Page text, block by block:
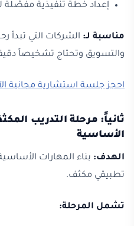
إعداد خطة تنفيذية مفصّلة
مناسبة لـ: الشركات التي تبدأ
والتسويق وتحتاج تشخيصاً
احجز جلسة استشارية مجانية
ثانياً: مرحلة التدريب
الأساسية
الهدف: بناء المهارات
تطبيقي مكثف.
تشمل المرحلة: